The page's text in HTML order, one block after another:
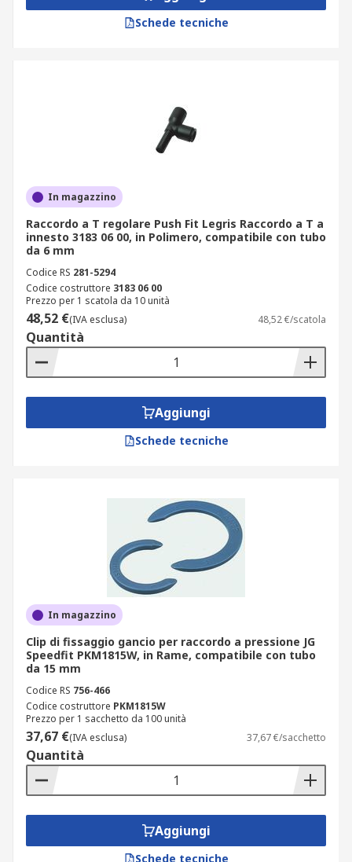
Schede tecniche
In magazzino
Raccordo a T regolare Push Fit Legris Raccordo a T a
innesto 3183 06 00, in Polimero, compatibile con tubo
da 6 mm
Codice RS 281-5294
Codice costruttore 3183 06 00
Prezzo per 1 scatola da 10 unità
48,52 €(IVA esclusa) 48,52 €/scatola
Quantità
Aggiungi
Schede tecniche
In magazzino
Clip di fissaggio gancio per raccordo a pressione JG
Speedfit PKM1815W, in Rame, compatibile con tubo
da 15 mm
Codice RS 756-466
Codice costruttore PKM1815W
Prezzo per 1 sacchetto da 100 unità
37,67 €(IVA esclusa) 37,67 €/sacchetto
Quantità
Aggiungi
Schede tecniche